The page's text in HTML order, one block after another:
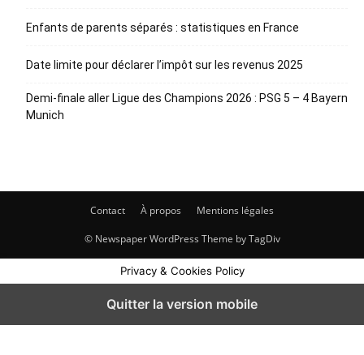
Enfants de parents séparés : statistiques en France
Date limite pour déclarer l’impôt sur les revenus 2025
Demi-finale aller Ligue des Champions 2026 : PSG 5 – 4 Bayern
Munich
Contact À propos Mentions légales
© Newspaper WordPress Theme by TagDiv
Privacy & Cookies Policy
Quitter la version mobile